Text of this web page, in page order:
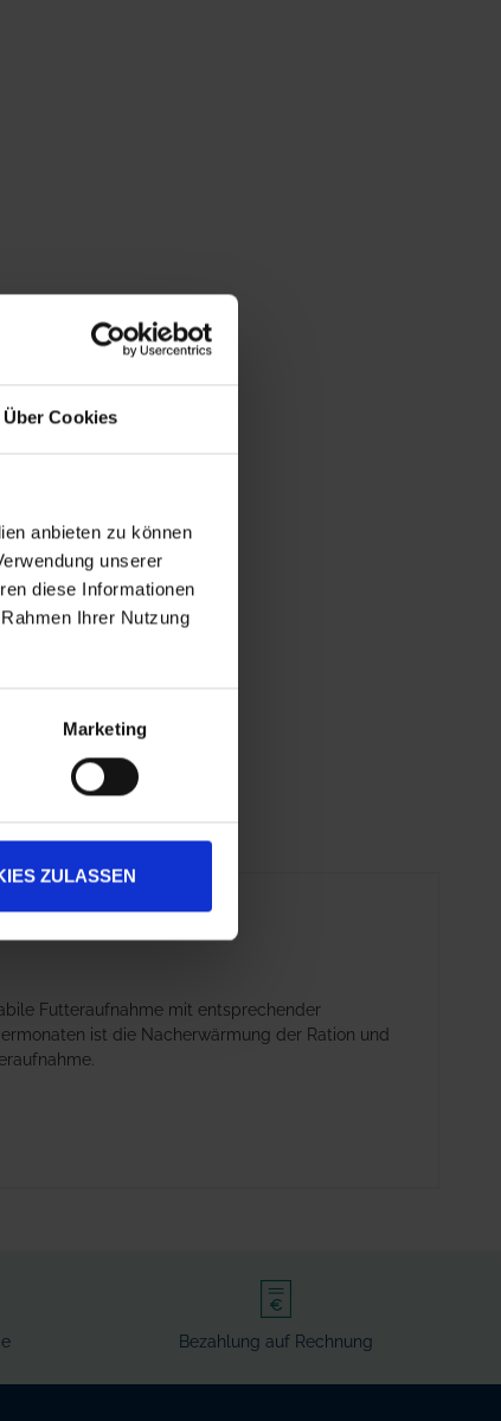
Über Cookies
anbieten zu können
unserer
diese Informationen
Ihrer Nutzung
Marketing
ZULASSEN
Futteraufnahme mit entsprechender
ist die Nacherwärmung der Ration und
Bezahlung auf Rechnung